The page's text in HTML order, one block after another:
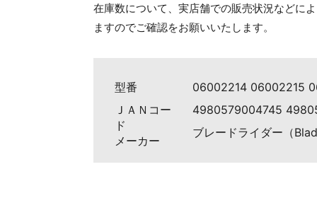
在庫数について、実店舗での販売状況などに
ますのでご確認をお願いいたします。
型番
06002214 06002215
ＪＡＮコー
ド
4980579004745
メーカー
ブレードライダー（